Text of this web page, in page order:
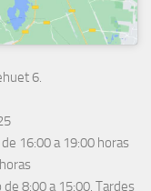
6.
de 16:00 a 19:00 horas
8:00 a 15:00. Tardes